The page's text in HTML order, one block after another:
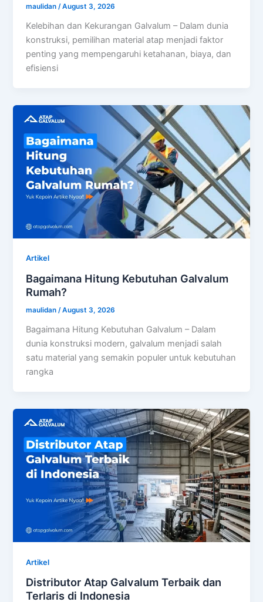
maulidan/August 3, 2026
Kelebihan dan Kekurangan Galvalum – Dalam dunia
konstruksi, pemilihan material atap menjadi faktor
penting yang mempengaruhi ketahanan, biaya, dan
efisiensi
Artikel
Bagaimana Hitung Kebutuhan Galvalum
Rumah?
maulidan/August 3, 2026
Bagaimana Hitung Kebutuhan Galvalum – Dalam
dunia konstruksi modern, galvalum menjadi salah
satu material yang semakin populer untuk kebutuhan
rangka
Artikel
Distributor Atap Galvalum Terbaik dan
Terlaris di Indonesia